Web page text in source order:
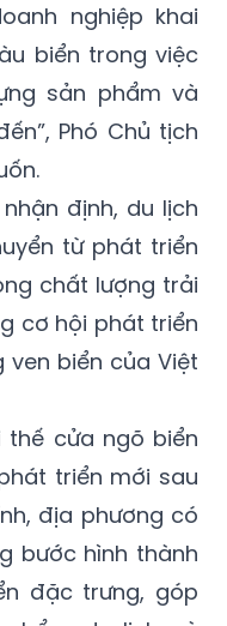
nghiệp khai
biển trong việc
sản phẩm và
Phó Chủ tịch
định, du lịch
từ phát triển
chất lượng trải
cơ hội phát triển
biển của Việt
thế cửa ngõ biển
triển mới sau
địa phương có
bước hình thành
đặc trưng, góp